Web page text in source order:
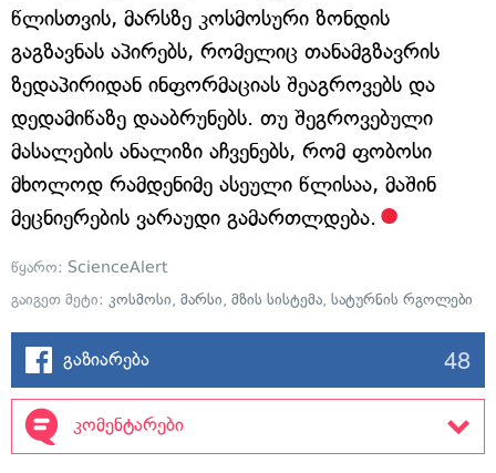
წლისთვის, მარსზე კოსმოსური ზონდის
გაგზავნას აპირებს, რომელიც თანამგზავრის
ზედაპირიდან ინფორმაციას შეაგროვებს და
დედამიწაზე დააბრუნებს. თუ შეგროვებული
მასალების ანალიზი აჩვენებს, რომ ფობოსი
მხოლოდ რამდენიმე ასეული წლისაა, მაშინ
მეცნიერების ვარაუდი გამართლდება.
წყარო: ScienceAlert
გაიგეთ მეტი: კოსმოსი, მარსი, მზის სისტემა, სატურნის რგოლები
გაზიარება 48
კომენტარები